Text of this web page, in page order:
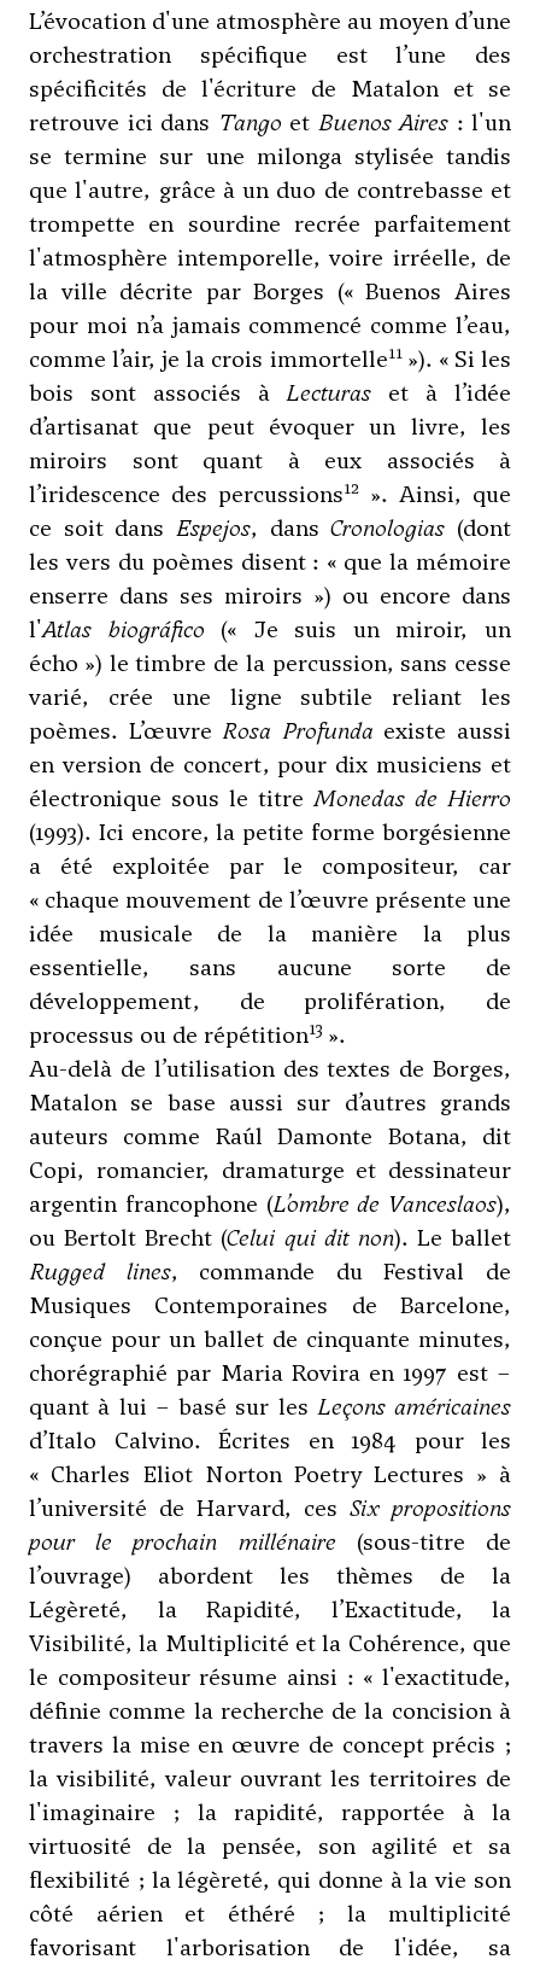
L’évocation d'une atmosphère au moyen d’une
orchestration spécifique est l’une des
spécificités de l'écriture de Matalon et se
retrouve ici dans Tango et Buenos Aires : l'un
se termine sur une milonga stylisée tandis
que l'autre, grâce à un duo de contrebasse et
trompette en sourdine recrée parfaitement
l'atmosphère intemporelle, voire irréelle, de
la ville décrite par Borges (« Buenos Aires
pour moi n’a jamais commencé comme l’eau,
comme l’air, je la crois immortelle11»). « Si les
bois sont associés àLecturas et à l’idée
d’artisanat que peut évoquer un livre, les
miroirs sont quant à eux associés à
l’iridescence des percussions12 ». Ainsi, que
ce soit dans Espejos, dansCronologias (dont
les vers du poèmes disent : « que la mémoire
enserre dans ses miroirs ») ou encore dans
l'Atlas biográfico (« Je suis un miroir, un
écho ») le timbre de la percussion, sans cesse
varié, crée une ligne subtile reliant les
poèmes. L’œuvreRosa Profunda existe aussi
en version de concert, pour dix musiciens et
électronique sous le titreMonedas de Hierro
(1993). Ici encore, la petite forme borgésienne
a été exploitée par le compositeur, car
« chaque mouvement de l’œuvre présente une
idée musicale de la manière la plus
essentielle, sans aucune sorte de
développement, de prolifération, de
processus ou de répétition13 ».
Au-delà de l’utilisation des textes de Borges,
Matalon se base aussi sur d’autres grands
auteurs comme Raúl Damonte Botana, dit
Copi, romancier, dramaturge et dessinateur
argentin francophone (L’ombre de Vanceslaos),
ou Bertolt Brecht (Celui qui dit non). Le ballet
Rugged lines, commande du Festival de
Musiques Contemporaines de Barcelone,
conçue pour un ballet de cinquante minutes,
chorégraphié par Maria Rovira en 1997 est –
quant à lui – basé sur les Leçons américaines
d’Italo Calvino. Écrites en 1984 pour les
« Charles Eliot Norton Poetry Lectures » à
l’université de Harvard, ces Six propositions
pour le prochain millénaire (sous-titre de
l’ouvrage) abordent les thèmes de la
Légèreté, la Rapidité, l’Exactitude, la
Visibilité, la Multiplicité et la Cohérence, que
le compositeur résume ainsi : « l'exactitude,
définie comme la recherche de la concision à
travers la mise en œuvre de concept précis ;
la visibilité, valeur ouvrant les territoires de
l'imaginaire ; la rapidité, rapportée à la
virtuosité de la pensée, son agilité et sa
flexibilité ; la légèreté, qui donne à la vie son
côté aérien et éthéré ; la multiplicité
favorisant l'arborisation de l'idée, sa